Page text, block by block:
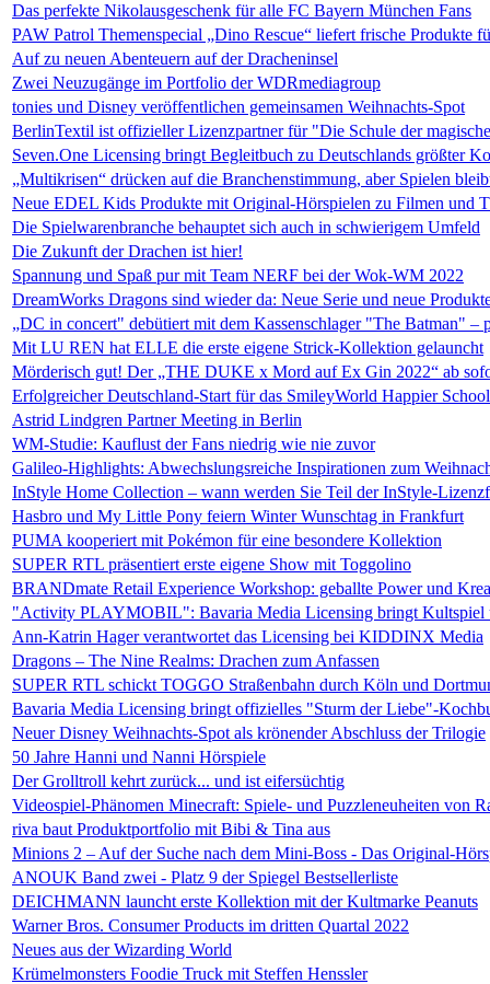
Das perfekte Nikolausgeschenk für alle FC Bayern München Fans
PAW Patrol Themenspecial „Dino Rescue“ liefert frische Produkte
Auf zu neuen Abenteuern auf der Dracheninsel
Zwei Neuzugänge im Portfolio der WDRmediagroup
tonies und Disney veröffentlichen gemeinsamen Weihnachts-Spot
BerlinTextil ist offizieller Lizenzpartner für "Die Schule der
Seven.One Licensing bringt Begleitbuch zu Deutschlands größter
„Multikrisen“ drücken auf die Branchenstimmung, aber Spielen
Neue EDEL Kids Produkte mit Original-Hörspielen zu Filmen und
Die Spielwarenbranche behauptet sich auch in schwierigem Umfeld
Die Zukunft der Drachen ist hier!
Spannung und Spaß pur mit Team NERF bei der Wok-WM 2022
DreamWorks Dragons sind wieder da: Neue Serie und neue
„DC in concert" debütiert mit dem Kassenschlager "The Batman" –
Mit LU REN hat ELLE die erste eigene Strick-Kollektion gelauncht
Mörderisch gut! Der „THE DUKE x Mord auf Ex Gin 2022“ ab
Erfolgreicher Deutschland-Start für das SmileyWorld Happier
Astrid Lindgren Partner Meeting in Berlin
WM-Studie: Kauflust der Fans niedrig wie nie zuvor
Galileo-Highlights: Abwechslungsreiche Inspirationen zum
InStyle Home Collection – wann werden Sie Teil der InStyle-
Hasbro und My Little Pony feiern Winter Wunschtag in Frankfurt
PUMA kooperiert mit Pokémon für eine besondere Kollektion
SUPER RTL präsentiert erste eigene Show mit Toggolino
BRANDmate Retail Experience Workshop: geballte Power und
"Activity PLAYMOBIL": Bavaria Media Licensing bringt Kultspiel
Ann-Katrin Hager verantwortet das Licensing bei KIDDINX Media
Dragons – The Nine Realms: Drachen zum Anfassen
SUPER RTL schickt TOGGO Straßenbahn durch Köln und
Bavaria Media Licensing bringt offizielles "Sturm der Liebe"-
Neuer Disney Weihnachts-Spot als krönender Abschluss der Trilogie
50 Jahre Hanni und Nanni Hörspiele
Der Grolltroll kehrt zurück... und ist eifersüchtig
Videospiel-Phänomen Minecraft: Spiele- und Puzzleneuheiten von
riva baut Produktportfolio mit Bibi & Tina aus
Minions 2 – Auf der Suche nach dem Mini-Boss - Das Original-
ANOUK Band zwei - Platz 9 der Spiegel Bestsellerliste
DEICHMANN launcht erste Kollektion mit der Kultmarke Peanuts
Warner Bros. Consumer Products im dritten Quartal 2022
Neues aus der Wizarding World
Krümelmonsters Foodie Truck mit Steffen Henssler